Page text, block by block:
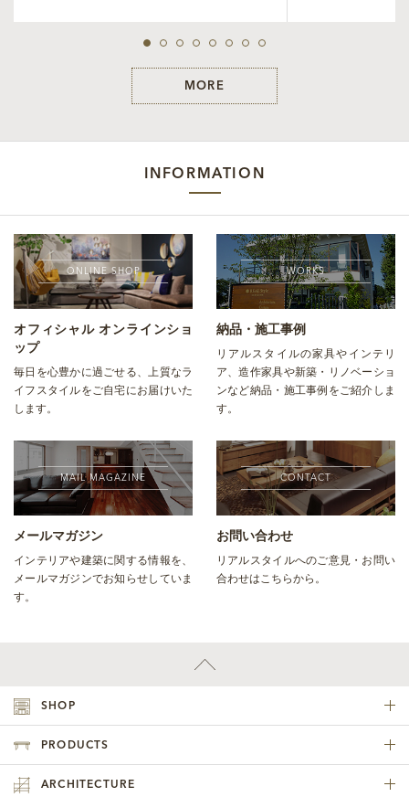
MORE
INFORMATION
ONLINE SHOP
オフィシャル オンラインショ
ップ
毎日を心豊かに過ごせる、上質なラ
イフスタイルをご自宅にお届けいた
します。
WORKS
納品・施工事例
リアルスタイルの家具やインテリ
ア、造作家具や新築・リノベーショ
ンなど納品・施工事例をご紹介しま
す。
MAIL MAGAZINE
メールマガジン
インテリアや建築に関する情報を、
メールマガジンでお知らせしていま
す。
CONTACT
お問い合わせ
リアルスタイルへのご意見・お問い
合わせはこちらから。
SHOP
PRODUCTS
ARCHITECTURE